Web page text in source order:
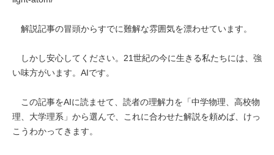
解説記事の冒頭からすでに難解な雰囲気を漂わせています。
しかし安心してください。21世紀の今に生きる私たちには、強
い味方がいます。AIです。
この記事をAIに読ませて、読者の理解力を「中学物理、高校物
理、大学理系」から選んで、これに合わせた解説を頼めば、けっ
こうわかってきます。